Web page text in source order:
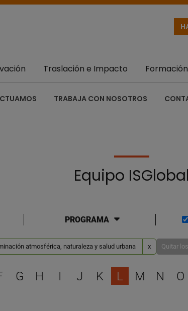
TRABAJA CON NOSOTROS
Traslación e Impacto Formación
Equipo ISGlobal
PROGRAMA
atmosférica, naturaleza y salud urbana x Quitar
Selecciona
G H I J K L M N O